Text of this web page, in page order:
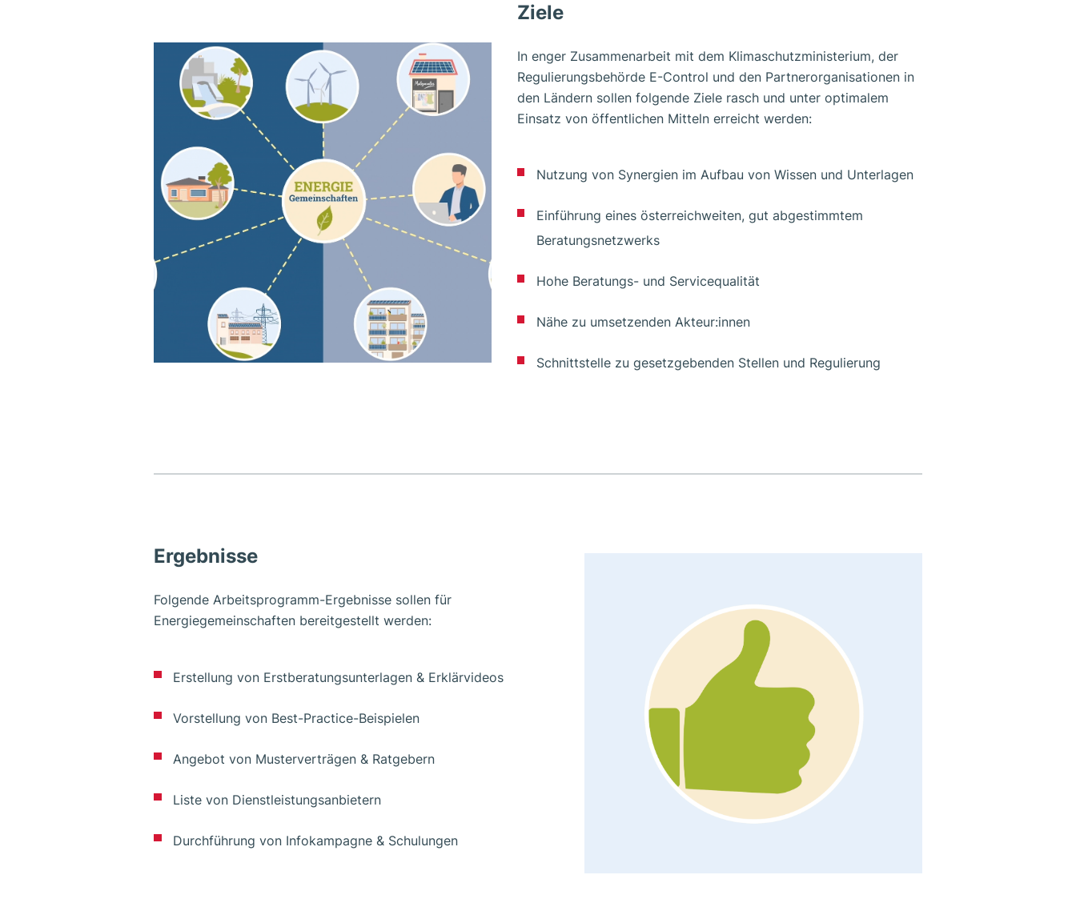
Ziele
In enger Zusammenarbeit mit dem Klimaschutzministerium, der
Regulierungsbehörde E-Control und den Partnerorganisationen in
den Ländern sollen folgende Ziele rasch und unter optimalem
Einsatz von öffentlichen Mitteln erreicht werden:
Nutzung von Synergien im Aufbau von Wissen und Unterlagen
Einführung eines österreichweiten, gut abgestimmtem
Beratungsnetzwerks
Hohe Beratungs- und Servicequalität
Nähe zu umsetzenden Akteur:innen
Schnittstelle zu gesetzgebenden Stellen und Regulierung
Ergebnisse
Folgende Arbeitsprogramm-Ergebnisse sollen für
Energiegemeinschaften bereitgestellt werden:
Erstellung von Erstberatungsunterlagen & Erklärvideos
Vorstellung von Best-Practice-Beispielen
Angebot von Musterverträgen & Ratgebern
Liste von Dienstleistungsanbietern
Durchführung von Infokampagne & Schulungen